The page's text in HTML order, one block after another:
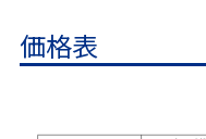
価格表